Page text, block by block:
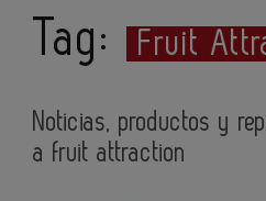
Tag: Fruit
Noticias, productos y
a fruit attraction